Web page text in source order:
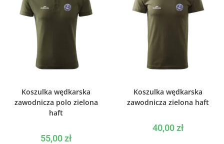
Koszulka wędkarska
zawodnicza polo zielona
haft
55,00zł
Koszulka wędkarska
zawodnicza zielona haft
40,00zł